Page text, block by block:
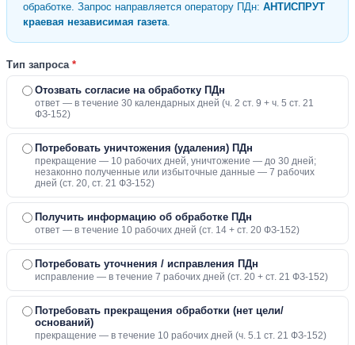
обработке. Запрос направляется оператору ПДн: АНТИСПРУТ
краевая независимая газета.
Тип запроса *
Отозвать согласие на обработку ПДн
ответ — в течение 30 календарных дней (ч. 2 ст. 9 + ч. 5 ст. 21
ФЗ-152)
Потребовать уничтожения (удаления) ПДн
прекращение — 10 рабочих дней, уничтожение — до 30 дней;
незаконно полученные или избыточные данные — 7 рабочих
дней (ст. 20, ст. 21 ФЗ-152)
Получить информацию об обработке ПДн
ответ — в течение 10 рабочих дней (ст. 14 + ст. 20 ФЗ-152)
Потребовать уточнения / исправления ПДн
исправление — в течение 7 рабочих дней (ст. 20 + ст. 21 ФЗ-152)
Потребовать прекращения обработки (нет цели/
оснований)
прекращение — в течение 10 рабочих дней (ч. 5.1 ст. 21 ФЗ-152)